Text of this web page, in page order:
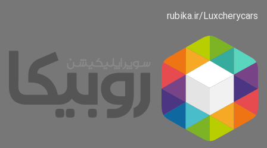
rubika.ir/Luxcherycars